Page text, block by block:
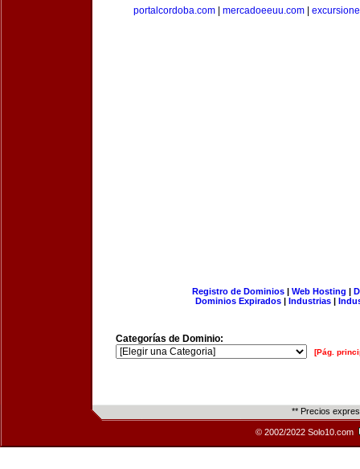
portalcordoba.com
mercadoeeuu.com
Registro de Dominios| Web Hosting |
Dominios Expirados | Industrias |
Categorías de Dominio:
[Pág.
** Precios
© 2002/2022 Solo10.com